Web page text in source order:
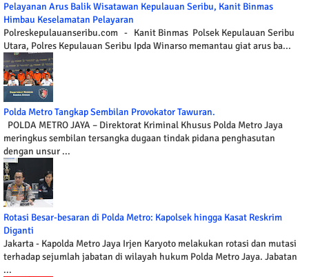
Pelayanan Arus Balik Wisatawan Kepulauan Seribu, Kanit Binmas
Himbau Keselamatan Pelayaran
Polreskepulauanseribu.com - Kanit Binmas Polsek Kepulauan Seribu
Utara, Polres Kepulauan Seribu Ipda Winarso memantau giat arus ba...
Polda Metro Tangkap Sembilan Provokator Tawuran.
POLDA METRO JAYA – Direktorat Kriminal Khusus Polda Metro Jaya
meringkus sembilan tersangka dugaan tindak pidana penghasutan
dengan unsur ...
Rotasi Besar-besaran di Polda Metro: Kapolsek hingga Kasat Reskrim
Diganti
Jakarta - Kapolda Metro Jaya Irjen Karyoto melakukan rotasi dan mutasi
terhadap sejumlah jabatan di wilayah hukum Polda Metro Jaya. Jabatan
...